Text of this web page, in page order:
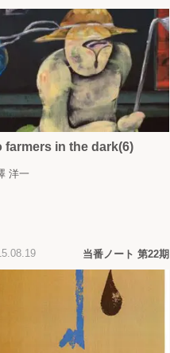
farmers in the dark(6)
洋一
当番ノート 第22期